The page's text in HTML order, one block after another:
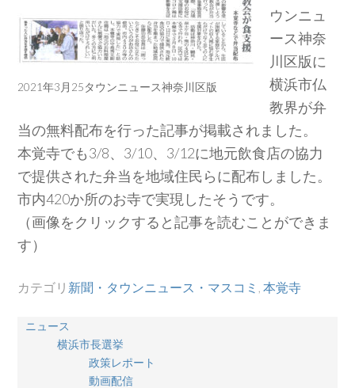
2021年3月25タウンニュース神奈川区版
ウンニュ
ース神奈
川区版に
横浜市仏
教界が弁
当の無料配布を行った記事が掲載されました。
本覚寺でも3/8、3/10、3/12に地元飲食店の協力
で提供された弁当を地域住民らに配布しました。
市内420か所のお寺で実現したそうです。
（画像をクリックすると記事を読むことができま
す）
カテゴリ 新聞・タウンニュース・マスコミ ,本覚寺
ニュース
横浜市長選挙
政策レポート
動画配信